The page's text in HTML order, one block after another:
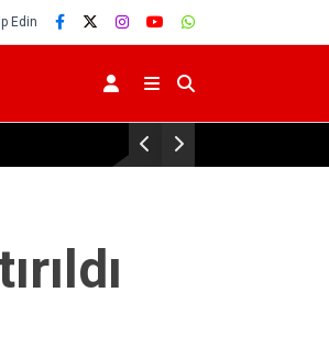
Edin
Yozgat’ta Uyuşturucu Operasyonu: 46